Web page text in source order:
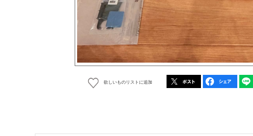
欲しいものリストに追加